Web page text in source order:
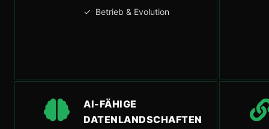
✓ Betrieb & Evolution
AI-FÄHIGE
DATENLANDSCHAFTEN